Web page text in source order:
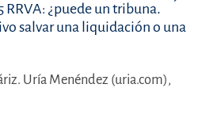
¿puede un tribunal
salvar una liquidación o una
Uría Menéndez (uria.com),